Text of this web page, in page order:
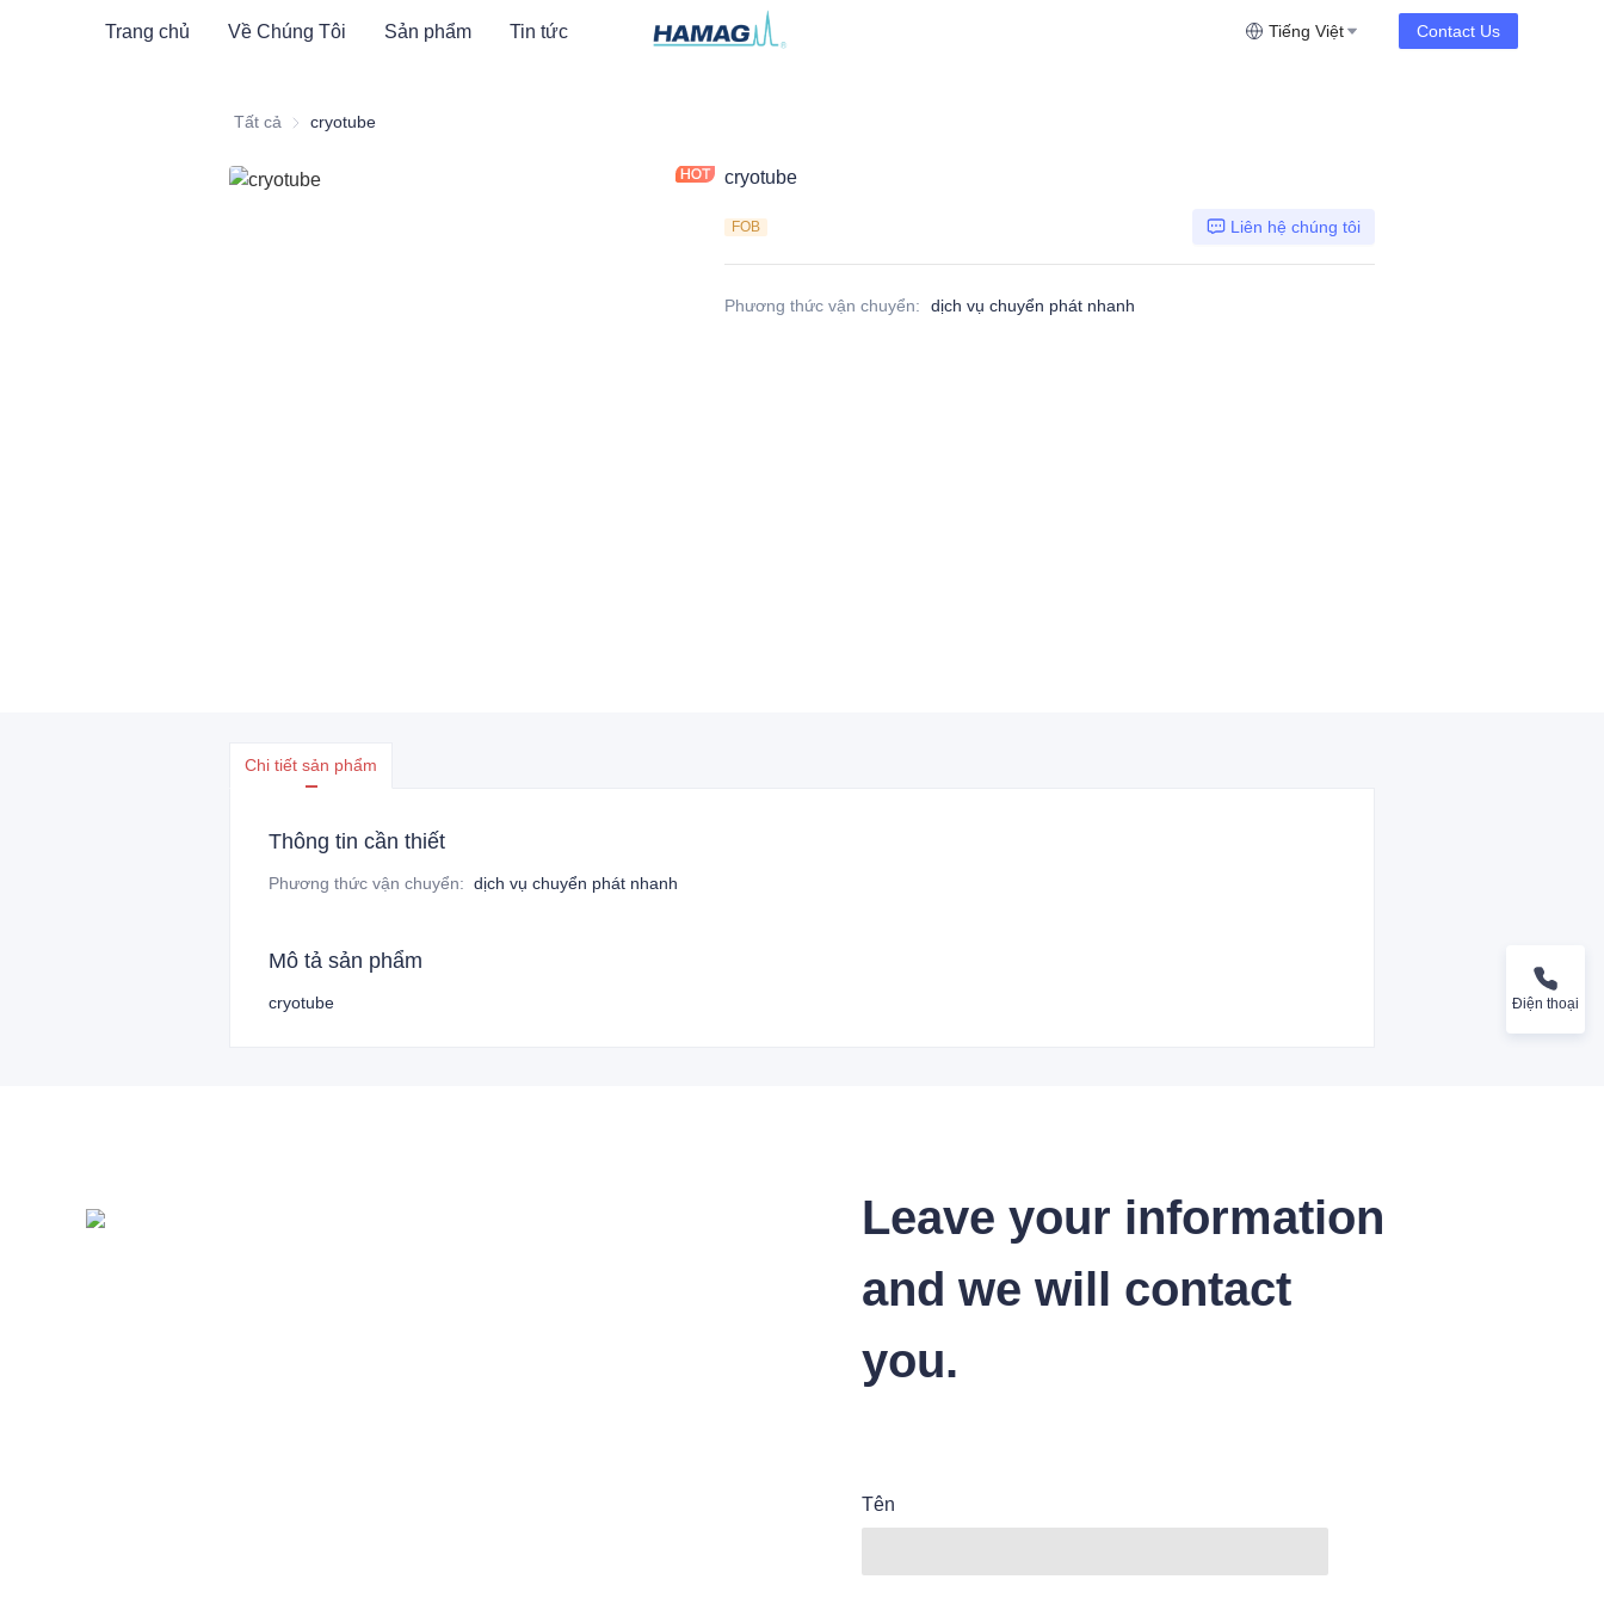
Trang chủ Về Chúng Tôi Sản phẩm Tin tức Tiếng Việt Contact Us
Tất cả cryotube
cryotube
FOB Liên hệ chúng tôi
Phương thức vận chuyển: dịch vụ chuyển phát nhanh
Chi tiết sản phẩm
Thông tin cần thiết
Phương thức vận chuyển: dịch vụ chuyển phát nhanh
Mô tả sản phẩm
cryotube
Leave your information
and we will contact
you.
Tên
Điện thoại